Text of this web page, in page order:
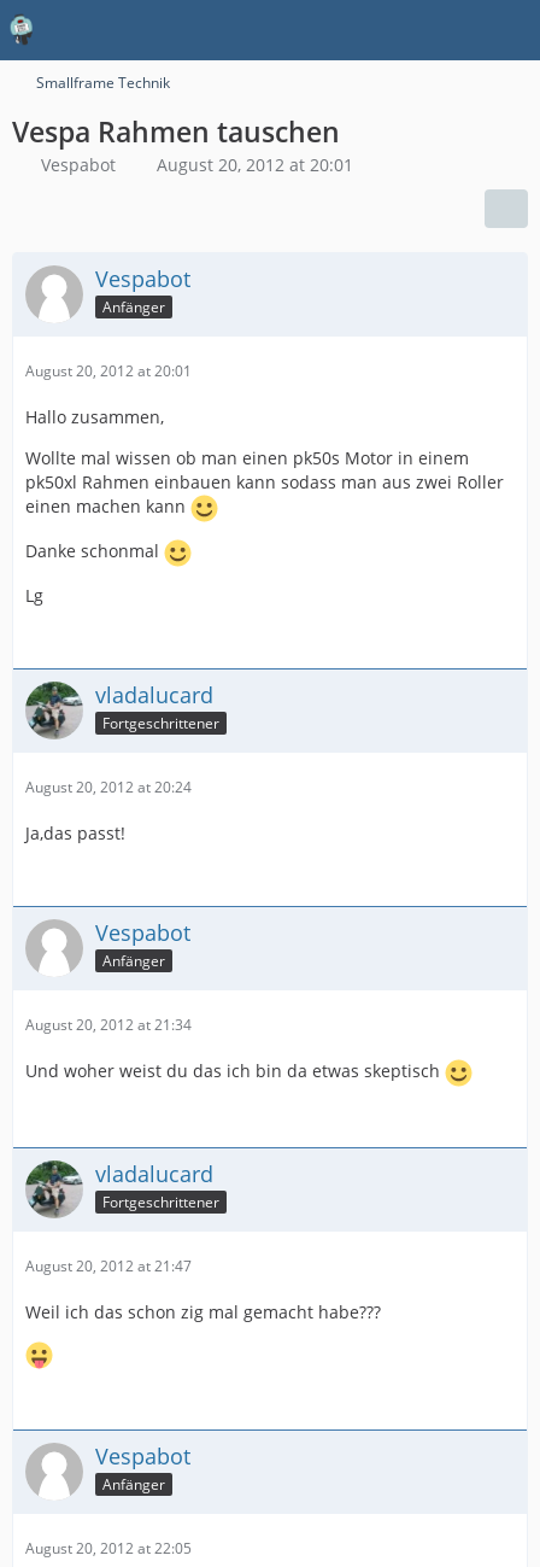
Smallframe Technik
Vespa Rahmen tauschen
Vespabot August 20, 2012 at 20:01
Vespabot
Anfänger
August 20, 2012 at 20:01
Hallo zusammen,
Wollte mal wissen ob man einen pk50s Motor in einem
pk50xl Rahmen einbauen kann sodass man aus zwei Roller
einen machen kann
Danke schonmal
Lg
vladalucard
Fortgeschrittener
August 20, 2012 at 20:24
Ja,das passt!
Vespabot
Anfänger
August 20, 2012 at 21:34
Und woher weist du das ich bin da etwas skeptisch
vladalucard
Fortgeschrittener
August 20, 2012 at 21:47
Weil ich das schon zig mal gemacht habe???
Vespabot
Anfänger
August 20, 2012 at 22:05